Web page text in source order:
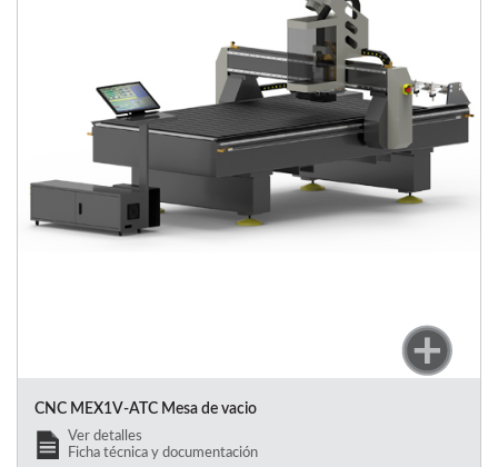
CNC MEX1V-ATC Mesa de vacio
Ver detalles
Ficha técnica y documentación